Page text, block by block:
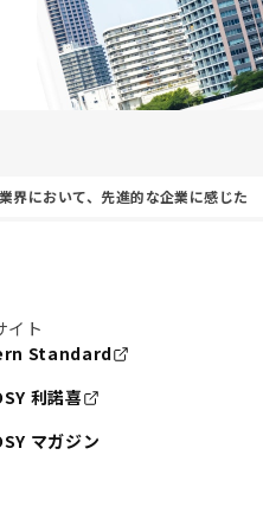
界において、先進的な企業に感じた
イト
Standard
利諾喜
マガジン